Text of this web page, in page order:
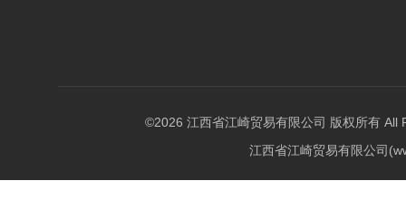
©2026 江西省江崎贸易有限公司 版权所有 All
江西省江崎贸易有限公司